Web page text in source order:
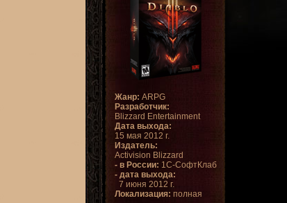
Жанр: ARPG
Разработчик:
Blizzard Entertainment
Дата выхода:
15 мая 2012 г.
Издатель:
Activision Blizzard
- в России: 1С-СофтКлаб
- дата выхода:
7 июня 2012 г.
Локализация: полная